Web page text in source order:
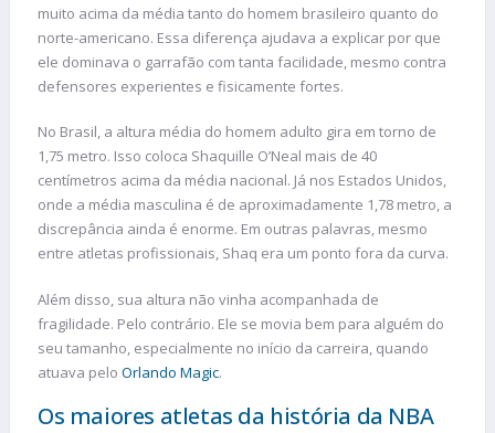
muito acima da média tanto do homem brasileiro quanto do
norte-americano. Essa diferença ajudava a explicar por que
ele dominava o garrafão com tanta facilidade, mesmo contra
defensores experientes e fisicamente fortes.
No Brasil, a altura média do homem adulto gira em torno de
1,75 metro. Isso coloca Shaquille O’Neal mais de 40
centímetros acima da média nacional. Já nos Estados Unidos,
onde a média masculina é de aproximadamente 1,78 metro, a
discrepância ainda é enorme. Em outras palavras, mesmo
entre atletas profissionais, Shaq era um ponto fora da curva.
Além disso, sua altura não vinha acompanhada de
fragilidade. Pelo contrário. Ele se movia bem para alguém do
seu tamanho, especialmente no início da carreira, quando
atuava pelo Orlando Magic.
Os maiores atletas da história da NBA